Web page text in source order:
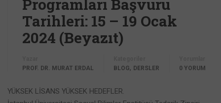
Programları Başvuru
Tarihleri: 15 – 19 Ocak
2024 (Beyazıt)
PROF. DR. MURAT ERDAL
BLOG, DERSLER
0 YORUM
YÜKSEK LİSANS YÜKSEK HEDEFLER.